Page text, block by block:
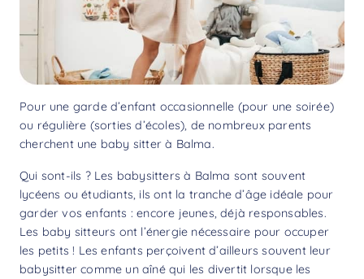
Pour une garde d’enfant occasionnelle (pour une soirée)
ou régulière (sorties d’écoles), de nombreux parents
cherchent une baby sitter à Balma.
Qui sont-ils ? Les babysitters à Balma sont souvent
lycéens ou étudiants, ils ont la tranche d’âge idéale pour
garder vos enfants : encore jeunes, déjà responsables.
Les baby sitteurs ont l’énergie nécessaire pour occuper
les petits ! Les enfants perçoivent d’ailleurs souvent leur
babysitter comme un aîné qui les divertit lorsque les